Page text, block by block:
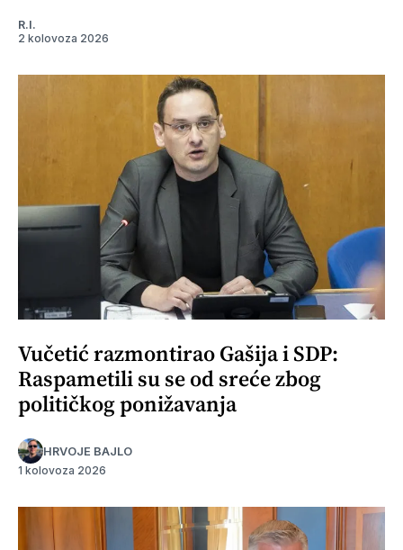
R.I.
2 kolovoza 2026
Vučetić razmontirao Gašija i SDP:
Raspametili su se od sreće zbog
političkog ponižavanja
HRVOJE BAJLO
1 kolovoza 2026